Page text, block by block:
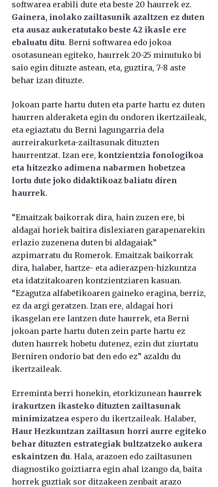
softwarea erabili dute eta beste 20 haurrek ez.
Gainera, inolako zailtasunik azaltzen ez duten
eta ausaz aukeratutako beste 42 ikasle ere
ebaluatu ditu. Berni softwarea edo jokoa
osotasunean egiteko, haurrek 20-25 minutuko bi
saio egin dituzte astean, eta, guztira, 7-8 aste
behar izan dituzte.
Jokoan parte hartu duten eta parte hartu ez duten
haurren alderaketa egin du ondoren ikertzaileak,
eta egiaztatu du Berni lagungarria dela
aurreirakurketa-zailtasunak dituzten
haurrentzat. Izan ere, kontzientzia fonologikoa
eta hitzezko adimena nabarmen hobetzea
lortu dute joko didaktikoaz baliatu diren
haurrek.
“Emaitzak baikorrak dira, hain zuzen ere, bi
aldagai horiek baitira dislexiaren garapenarekin
erlazio zuzenena duten bi aldagaiak”
azpimarratu du Romerok. Emaitzak baikorrak
dira, halaber, hartze- eta adierazpen-hizkuntza
eta idatzitakoaren kontzientziaren kasuan.
“Ezagutza alfabetikoaren gaineko eragina, berriz,
ez da argi geratzen. Izan ere, aldagai hori
ikasgelan ere lantzen dute haurrek, eta Berni
jokoan parte hartu duten zein parte hartu ez
duten haurrek hobetu dutenez, ezin dut ziurtatu
Berniren ondorio bat den edo ez” azaldu du
ikertzaileak.
Erreminta berri honekin, etorkizunean haurrek
irakurtzen ikasteko dituzten zailtasunak
minimizatzea espero du ikertzaileak. Halaber,
Haur Hezkuntzan zailtasun horri aurre egiteko
behar dituzten estrategiak bultzatzeko aukera
eskaintzen du. Hala, arazoen edo zailtasunen
diagnostiko goiztiarra egin ahal izango da, baita
horrek guztiak sor ditzakeen zenbait arazo